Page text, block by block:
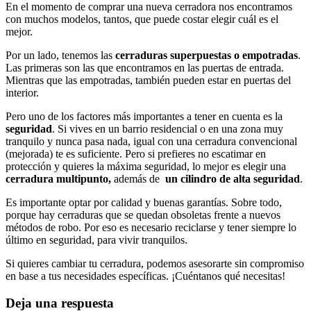
En el momento de comprar una nueva cerradora nos encontramos
con muchos modelos, tantos, que puede costar elegir cuál es el
mejor.
Por un lado, tenemos las cerraduras superpuestas o empotradas.
Las primeras son las que encontramos en las puertas de entrada.
Mientras que las empotradas, también pueden estar en puertas del
interior.
Pero uno de los factores más importantes a tener en cuenta es la
seguridad. Si vives en un barrio residencial o en una zona muy
tranquilo y nunca pasa nada, igual con una cerradura convencional
(mejorada) te es suficiente. Pero si prefieres no escatimar en
protección y quieres la máxima seguridad, lo mejor es elegir una
cerradura multipunto, además de un cilindro de alta seguridad.
Es importante optar por calidad y buenas garantías. Sobre todo,
porque hay cerraduras que se quedan obsoletas frente a nuevos
métodos de robo. Por eso es necesario reciclarse y tener siempre lo
último en seguridad, para vivir tranquilos.
Si quieres cambiar tu cerradura, podemos asesorarte sin compromiso
en base a tus necesidades específicas. ¡Cuéntanos qué necesitas!
Deja una respuesta